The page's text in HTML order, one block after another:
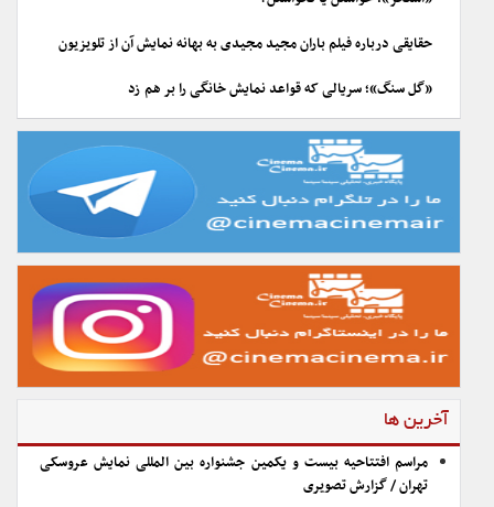
حقایقی درباره فیلم باران مجید مجیدی به بهانه نمایش آن از تلویزیون
«گل سنگ»؛ سریالی که قواعد نمایش خانگی را بر هم زد
آخرین ها
مراسم افتتاحیه بیست و یکمین جشنواره بین المللی نمایش عروسکی
تهران / گزارش تصویری